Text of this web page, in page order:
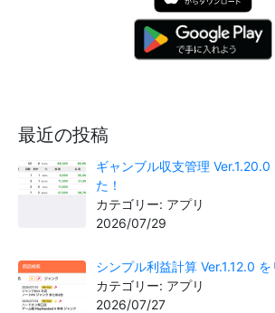
最近の投稿
ギャンブル収支管理 Ver.1.20.0
た！
カテゴリー: アプリ
2026/07/29
シンプル利益計算 Ver.1.12.0 を
カテゴリー: アプリ
2026/07/27